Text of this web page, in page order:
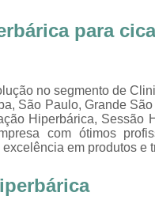
para
no segmento de
São Paulo, Grande
Hiperbárica, Sessão
com ótimos
em produtos e